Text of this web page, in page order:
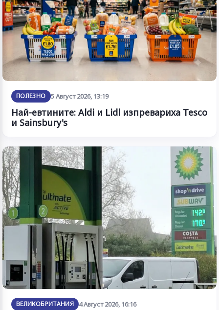
ПОЛЕЗНО 5 Август 2026, 13:19
Най-евтините: Aldi и Lidl изпревариха Tesco
и Sainsbury's
ВЕЛИКОБРИТАНИЯ 4 Август 2026, 16:16